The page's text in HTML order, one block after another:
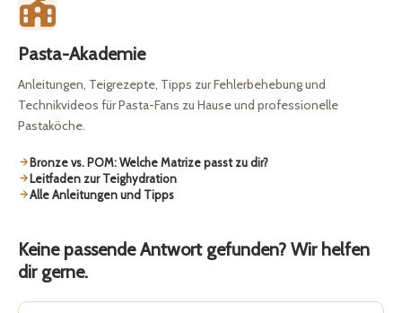
Pasta-Akademie
Anleitungen, Teigrezepte, Tipps zur Fehlerbehebung und
Technikvideos für Pasta-Fans zu Hause und professionelle
Pastaköche.
Bronze vs. POM: Welche Matrize passt zu dir?
Leitfaden zur Teighydration
Alle Anleitungen und Tipps
Keine passende Antwort gefunden? Wir helfen
dir gerne.